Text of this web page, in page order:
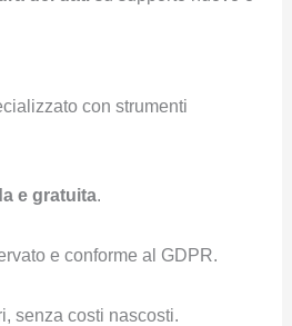
con strumenti
e gratuita.
e conforme al GDPR.
senza costi nascosti.